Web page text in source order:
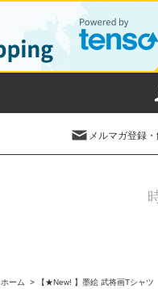
メルマガ登録
ホーム > 【★New! 】墨絵 武将画Tシャツ